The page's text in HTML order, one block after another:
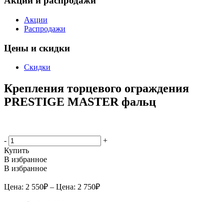
Акции
Распродажи
Цены и скидки
Скидки
Крепления торцевого ограждения
PRESTIGE MASTER фальц
-
+
Купить
В избранное
В избранное
Цена: 2 550₽ – Цена: 2 750₽